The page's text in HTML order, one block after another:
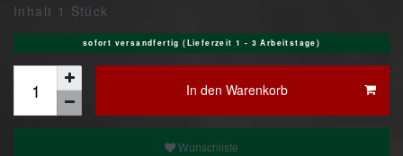
Inhalt 1 Stück
sofort versandfertig (Lieferzeit 1 - 3 Arbeitstage)
In den Warenkorb
Wunschliste